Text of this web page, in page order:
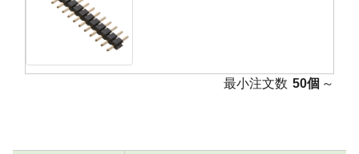
最小注文数 50個 ～